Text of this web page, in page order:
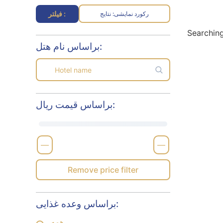
فیلتر : نتایج :رکورد نمایشی
براساس نام هتل:
براساس قیمت ریال:
—
—
Remove price filter
براساس وعده غذایی: